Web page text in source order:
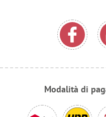
Modalità di